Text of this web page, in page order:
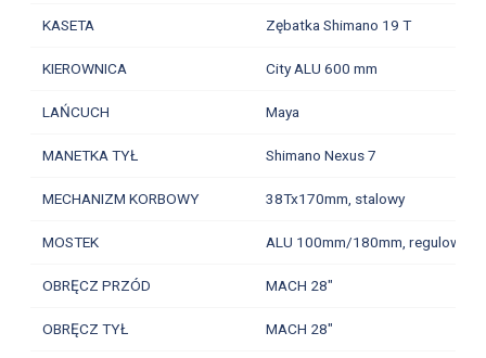
KASETA Zębatka Shimano 19 T
KIEROWNICA City ALU 600 mm
LAŃCUCH Maya
MANETKA TYŁ Shimano Nexus 7
MECHANIZM KORBOWY 38Tx170mm, stalowy
MOSTEK ALU 100mm/180mm, regulowany
OBRĘCZ PRZÓD MACH 28"
OBRĘCZ TYŁ MACH 28"